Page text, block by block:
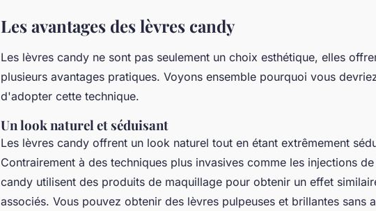
Les avantages des lèvres candy
Les lèvres candy ne sont pas seulement un choix esthétique, elles
plusieurs avantages pratiques. Voyons ensemble pourquoi vous
d'adopter cette technique.
Un look naturel et séduisant
Les lèvres candy offrent un look naturel tout en étant extrêmement
Contrairement à des techniques plus invasives comme les injections
candy utilisent des produits de maquillage pour obtenir un effet
associés. Vous pouvez obtenir des lèvres pulpeuses et brillantes sans